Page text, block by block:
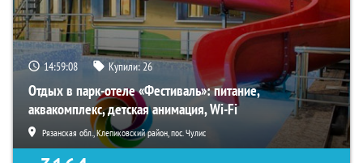
14:59:06 Купили:26
Отдых в парк-отеле «Фестиваль»: питание,
аквакомплекс, детская анимация, Wi-Fi
Рязанская обл., Клепиковский район, пос. Чулис